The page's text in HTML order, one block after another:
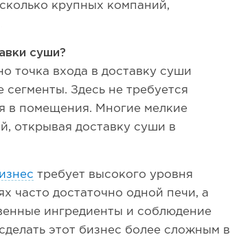
крупных компаний,
суши?
точка входа в доставку суши
сегменты. Здесь не требуется
в помещения. Многие мелкие
открывая доставку суши в
требует высокого уровня
часто достаточно одной печи, а
ингредиенты и соблюдение
этот бизнес более сложным в